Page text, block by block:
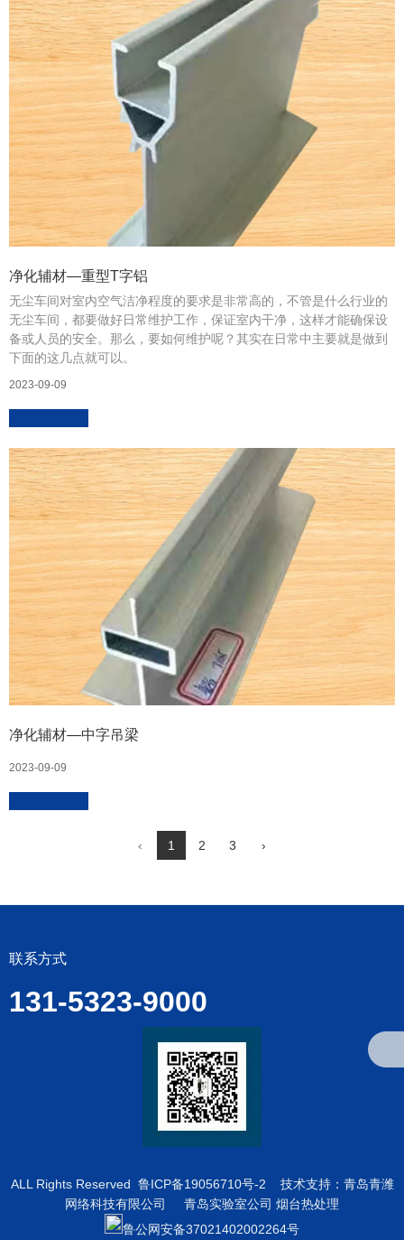
净化辅材—重型T字铝
无尘车间对室内空气洁净程度的要求是非常高的，不管是什么行业的
无尘车间，都要做好日常维护工作，保证室内干净，这样才能确保设
备或人员的安全。那么，要如何维护呢？其实在日常中主要就是做到
下面的这几点就可以。
2023-09-09
净化辅材—中字吊梁
2023-09-09
‹ 1 2 3 ›
联系方式
131-5323-9000
ALL Rights Reserved 鲁ICP备19056710号-2 技术支持： 青岛青潍
网络科技有限公司 青岛实验室公司 烟台热处理
鲁公网安备37021402002264号